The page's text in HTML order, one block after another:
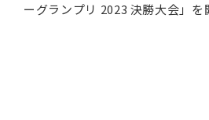
ーグランプリ 2023 決勝大会」を